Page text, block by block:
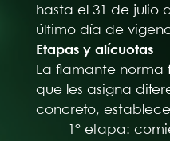
hasta el 31 de julio
último día de
Etapas y alícuotas
La flamante norma
que les asigna
concreto,
1° etapa: